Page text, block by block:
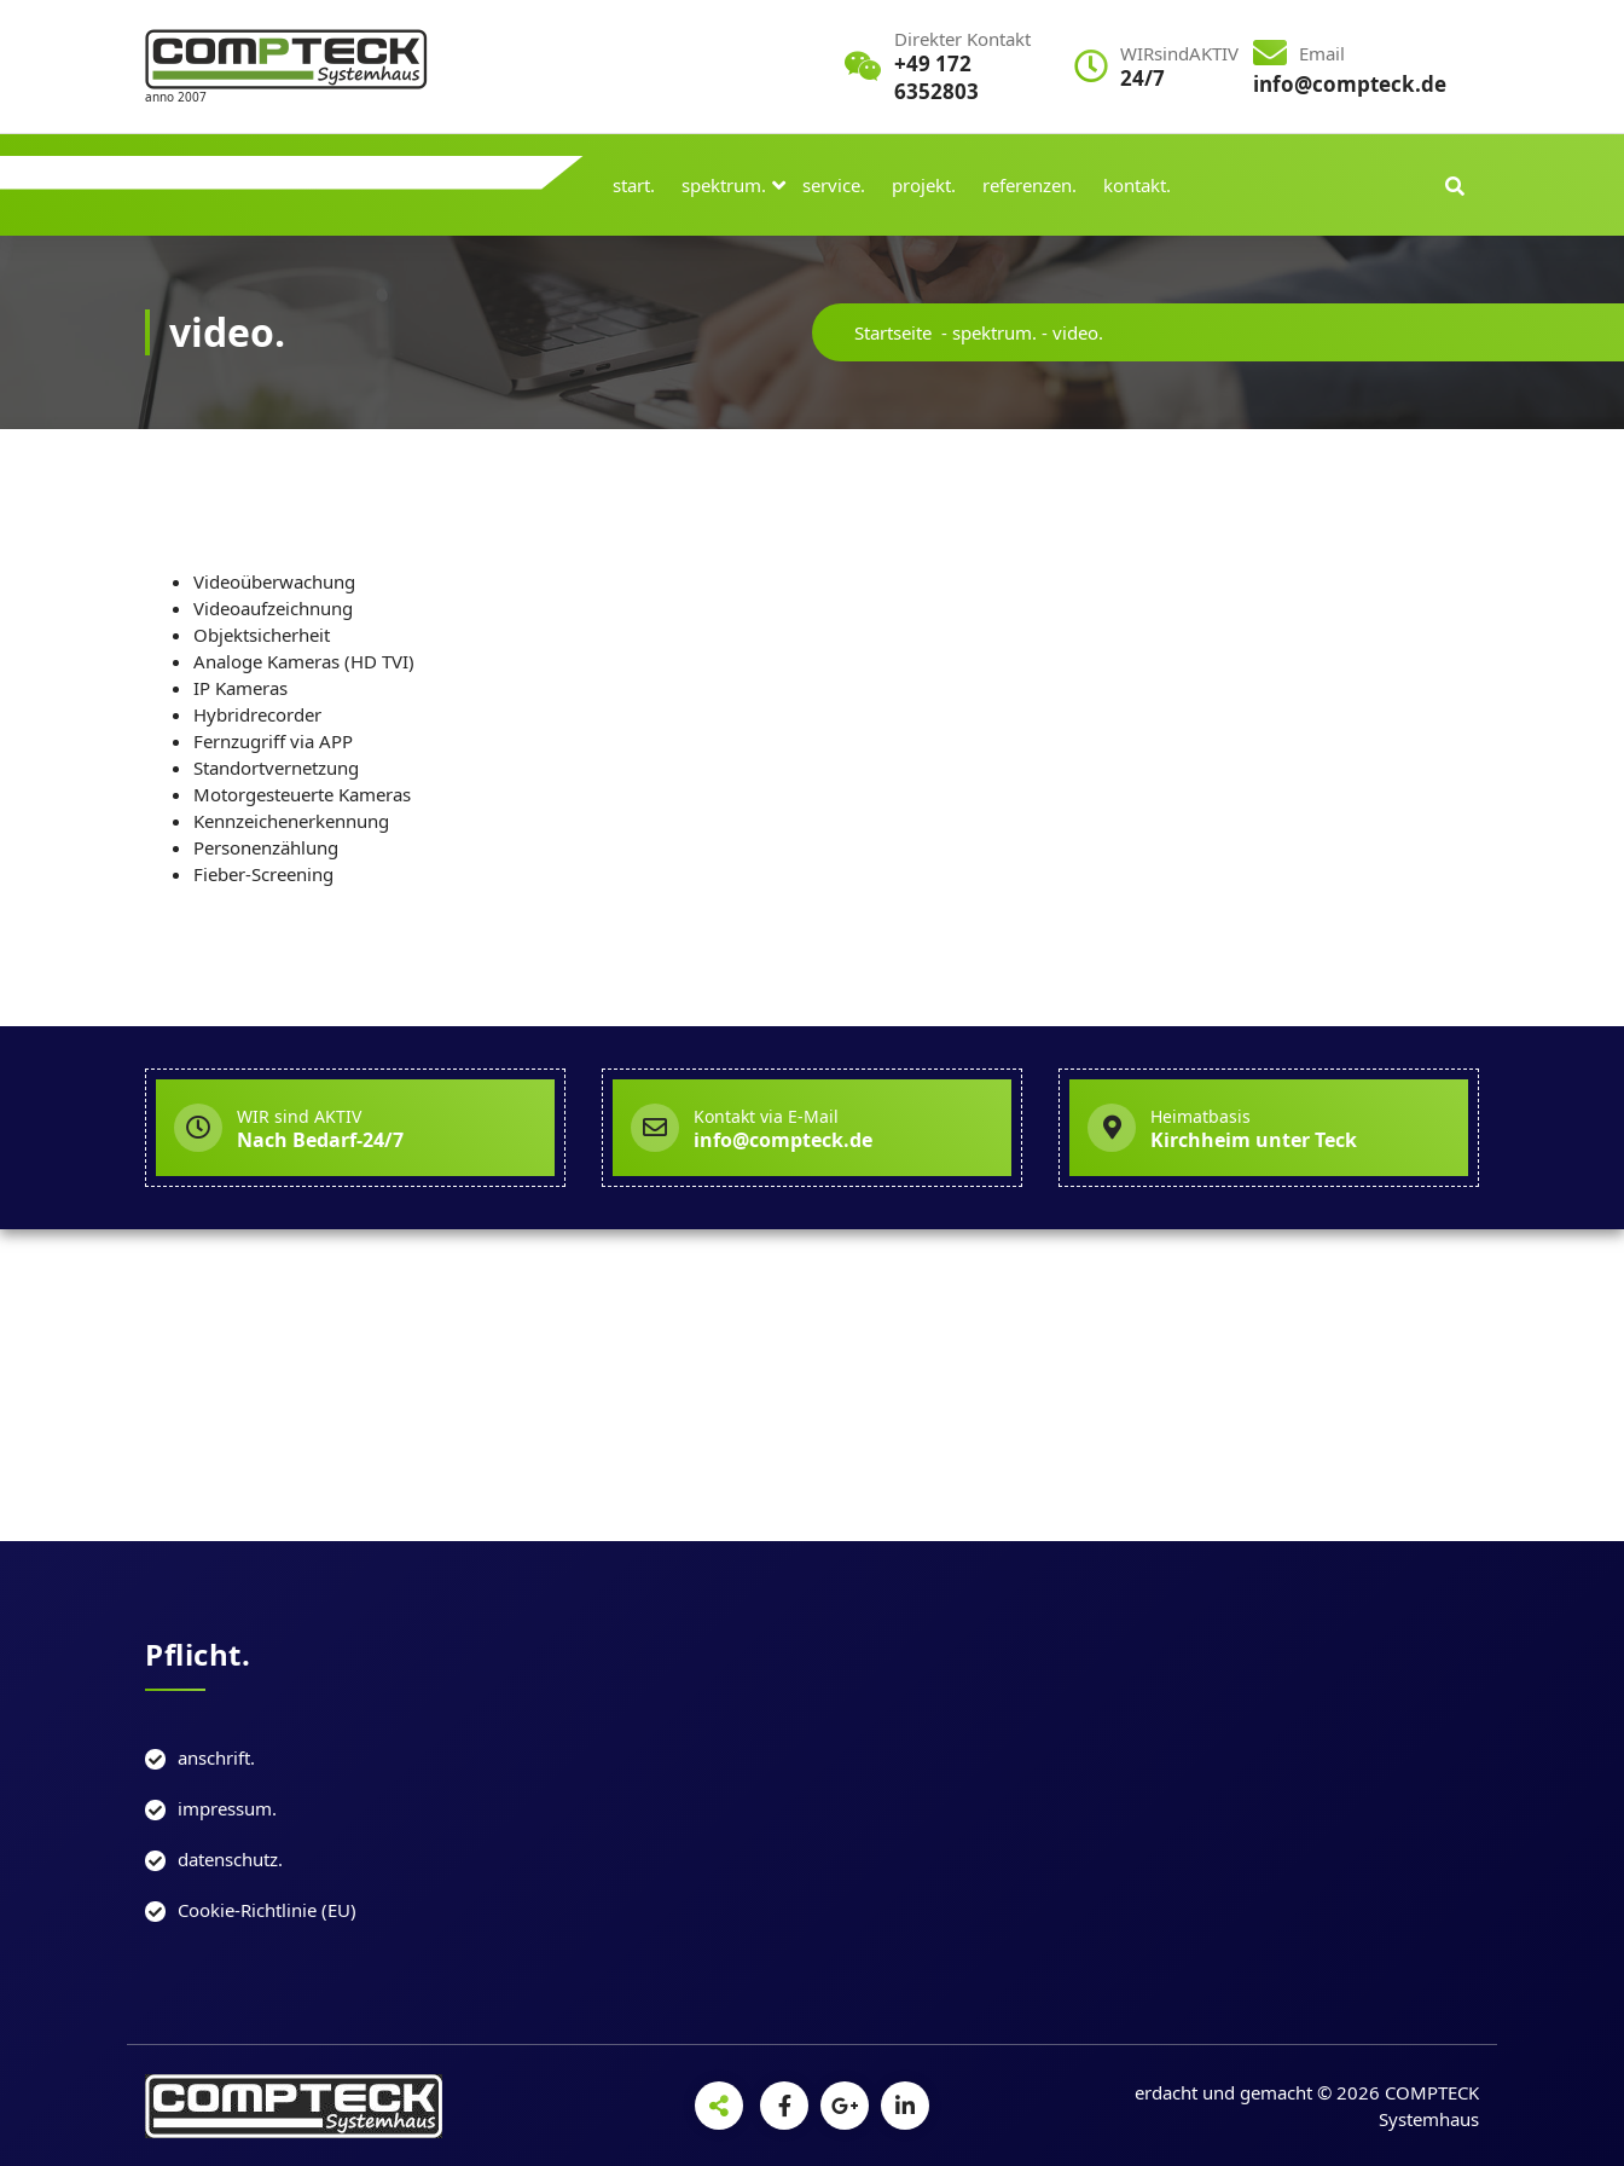
anno 2007
Direkter Kontakt
+49 172
6352803
WIRsindAKTIV
24/7
Email
info@compteck.de
start. spektrum. service. projekt. referenzen. kontakt.
video. Startseite - spektrum. - video.
Videoüberwachung
Videoaufzeichnung
Objektsicherheit
Analoge Kameras (HD TVI)
IP Kameras
Hybridrecorder
Fernzugriff via APP
Standortvernetzung
Motorgesteuerte Kameras
Kennzeichenerkennung
Personenzählung
Fieber-Screening
WIR sind AKTIV
Nach Bedarf-24/7
Kontakt via E-Mail
info@compteck.de
Heimatbasis
Kirchheim unter Teck
Pflicht.
anschrift.
impressum.
datenschutz.
Cookie-Richtlinie (EU)
erdacht und gemacht © 2026 COMPTECK
Systemhaus